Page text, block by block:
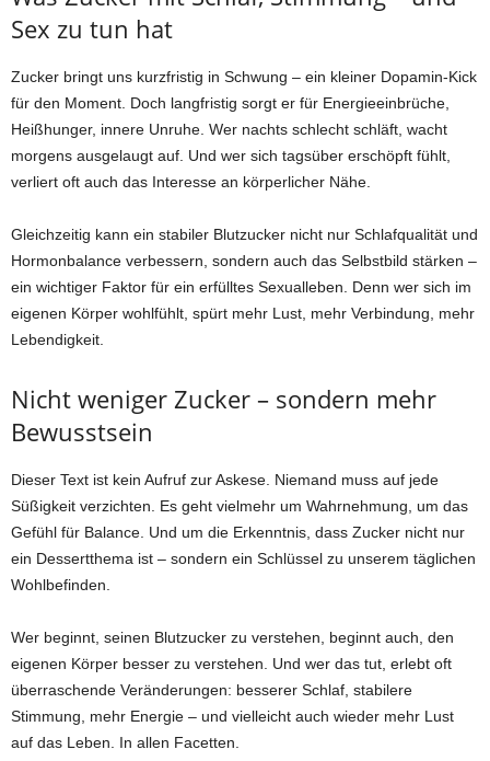
Sex zu tun hat
Zucker bringt uns kurzfristig in Schwung – ein kleiner Dopamin-Kick
für den Moment. Doch langfristig sorgt er für Energieeinbrüche,
Heißhunger, innere Unruhe. Wer nachts schlecht schläft, wacht
morgens ausgelaugt auf. Und wer sich tagsüber erschöpft fühlt,
verliert oft auch das Interesse an körperlicher Nähe.
Gleichzeitig kann ein stabiler Blutzucker nicht nur Schlafqualität und
Hormonbalance verbessern, sondern auch das Selbstbild stärken –
ein wichtiger Faktor für ein erfülltes Sexualleben. Denn wer sich im
eigenen Körper wohlfühlt, spürt mehr Lust, mehr Verbindung, mehr
Lebendigkeit.
Nicht weniger Zucker – sondern mehr
Bewusstsein
Dieser Text ist kein Aufruf zur Askese. Niemand muss auf jede
Süßigkeit verzichten. Es geht vielmehr um Wahrnehmung, um das
Gefühl für Balance. Und um die Erkenntnis, dass Zucker nicht nur
ein Dessertthema ist – sondern ein Schlüssel zu unserem täglichen
Wohlbefinden.
Wer beginnt, seinen Blutzucker zu verstehen, beginnt auch, den
eigenen Körper besser zu verstehen. Und wer das tut, erlebt oft
überraschende Veränderungen: besserer Schlaf, stabilere
Stimmung, mehr Energie – und vielleicht auch wieder mehr Lust
auf das Leben. In allen Facetten.